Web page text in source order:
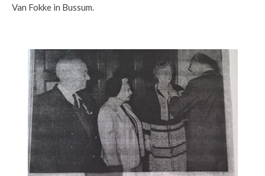
Van Fokke in Bussum.